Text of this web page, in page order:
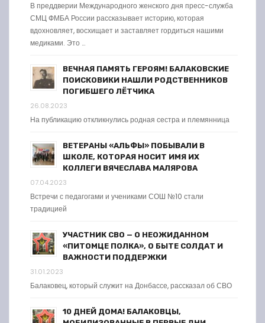
В преддверии Международного женского дня пресс-служба
СМЦ ФМБА России рассказывает историю, которая
вдохновляет, восхищает и заставляет гордиться нашими
медиками. Это …
ВЕЧНАЯ ПАМЯТЬ ГЕРОЯМ! БАЛАКОВСКИЕ
ПОИСКОВИКИ НАШЛИ РОДСТВЕННИКОВ
ПОГИБШЕГО ЛЁТЧИКА
26.08.2023
На публикацию откликнулись родная сестра и племянница
ВЕТЕРАНЫ «АЛЬФЫ» ПОБЫВАЛИ В
ШКОЛЕ, КОТОРАЯ НОСИТ ИМЯ ИХ
КОЛЛЕГИ ВЯЧЕСЛАВА МАЛЯРОВА
07.04.2023
Встречи с педагогами и учениками СОШ №10 стали
традицией
УЧАСТНИК СВО — О НЕОЖИДАННОМ
«ПИТОМЦЕ ПОЛКА», О БЫТЕ СОЛДАТ И
ВАЖНОСТИ ПОДДЕРЖКИ
31.01.2023
Балаковец, который служит на Донбассе, рассказал об СВО
10 ДНЕЙ ДОМА! БАЛАКОВЦЫ,